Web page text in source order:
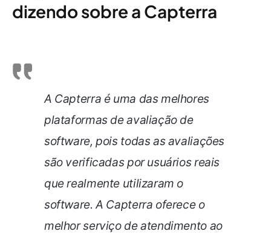
dizendo sobre a Capterra
A Capterra é uma das melhores
plataformas de avaliação de
software, pois todas as avaliações
são verificadas por usuários reais
que realmente utilizaram o
software. A Capterra oferece o
melhor serviço de atendimento ao